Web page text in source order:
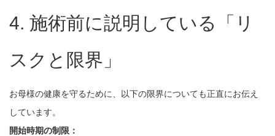
4. 施術前に説明している「リ
スクと限界」
お母様の健康を守るために、以下の限界についても正直にお伝え
しています。
開始時期の制限：